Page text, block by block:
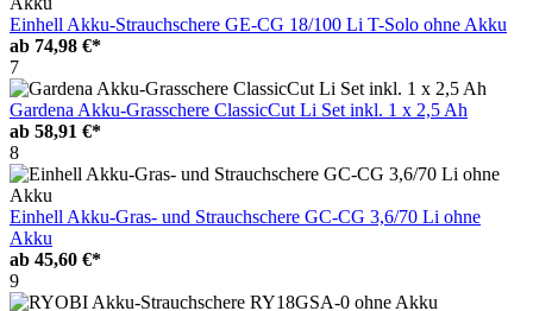
Einhell Akku-Strauchschere GE-CG 18/100 Li T-Solo ohne Akku
ab 74,98 €*
7
Gardena Akku-Grasschere ClassicCut Li Set inkl. 1 x 2,5 Ah
ab 58,91 €*
8
Einhell Akku-Gras- und Strauchschere GC-CG 3,6/70 Li ohne
Akku
ab 45,60 €*
9